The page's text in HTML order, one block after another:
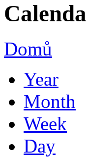
Domů
Year
Month
Week
Day